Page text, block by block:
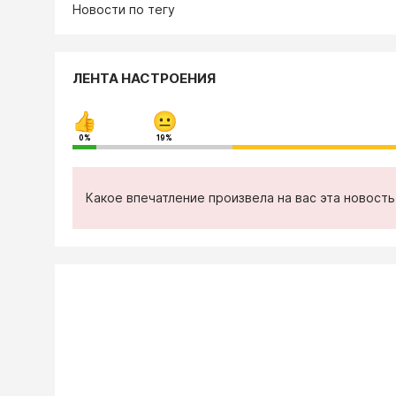
Новости по тегу
ЛЕНТА НАСТРОЕНИЯ
0% 19%
Какое впечатление произвела на вас эта